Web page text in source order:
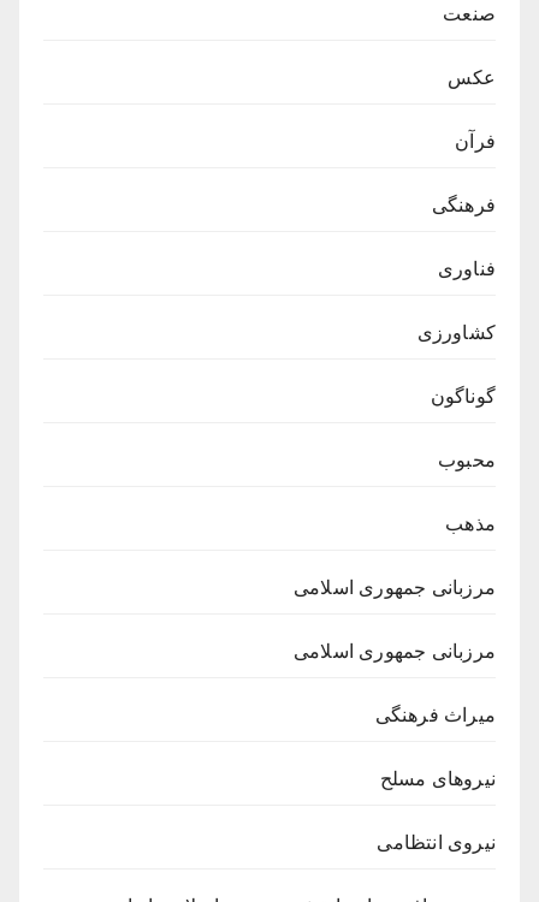
صنعت
عکس
فرآن
فرهنگی
فناوری
کشاورزی
گوناگون
محبوب
مذهب
مرزبانی جمهوری اسلامی
مرزبانی جمهوری اسلامی
میراث فرهنگی
نیروهای مسلح
نیروی انتظامی